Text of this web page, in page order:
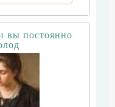
вы постоянно